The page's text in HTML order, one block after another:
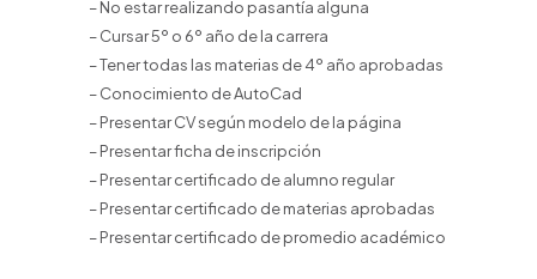
– No estar realizando pasantía alguna
– Cursar 5º o 6º año de la carrera
– Tener todas las materias de 4º año aprobadas
– Conocimiento de AutoCad
– Presentar CV según modelo de la página
– Presentar ficha de inscripción
– Presentar certificado de alumno regular
– Presentar certificado de materias aprobadas
– Presentar certificado de promedio académico